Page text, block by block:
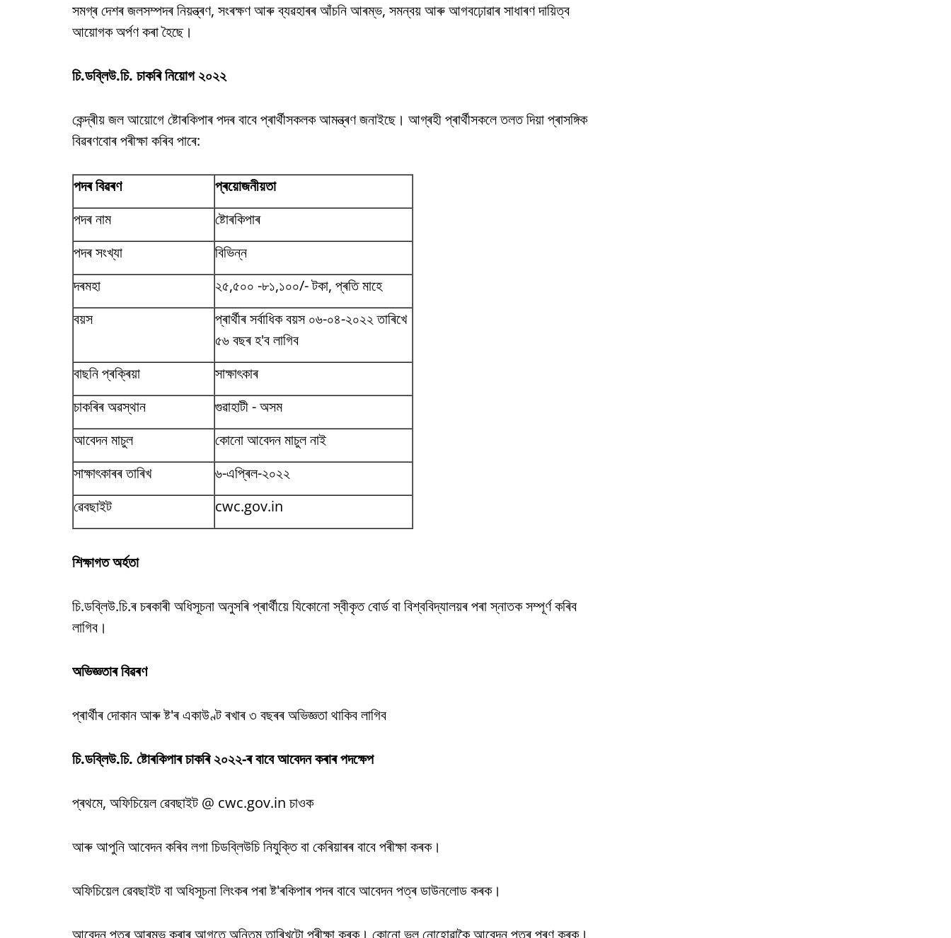
সমগ্ৰ দেশৰ জলসম্পদৰ নিয়ন্ত্ৰণ, সংৰক্ষণ আৰু ব্যৱহাৰৰ আঁচনি আৰম্ভ, সমন্বয় আৰু আগবঢ়োৱাৰ সাধাৰণ দায়িত্ব
আয়োগক অৰ্পণ কৰা হৈছে।
চি.ডব্লিউ.চি. চাকৰি নিয়োগ ২০২২
কেন্দ্ৰীয় জল আয়োগে ষ্টোৰকিপাৰ পদৰ বাবে প্ৰাৰ্থীসকলক আমন্ত্ৰণ জনাইছে। আগ্ৰহী প্ৰাৰ্থীসকলে তলত দিয়া প্ৰাসঙ্গিক
বিৱৰণবোৰ পৰীক্ষা কৰিব পাৰে:
পদৰ বিৱৰণ
প্ৰয়োজনীয়তা
পদৰ নাম
ষ্টোৰকিপাৰ
পদৰ সংখ্যা
বিভিন্ন
দৰমহা
২৫,৫০০ -৮১,১০০/- টকা, প্ৰতি মাহে
বয়স
প্ৰাৰ্থীৰ সৰ্বাধিক বয়স ০৬-০৪-২০২২ তাৰিখে
৫৬ বছৰ হ'ব লাগিব
বাছনি প্ৰক্ৰিয়া
সাক্ষাৎকাৰ
চাকৰিৰ অৱস্থান
গুৱাহাটী - অসম
আবেদন মাচুল
কোনো আবেদন মাচুল নাই
সাক্ষাৎকাৰৰ তাৰিখ
৬-এপ্ৰিল-২০২২
ৱেবছাইট
cwc.gov.in
শিক্ষাগত অৰ্হতা
চি.ডব্লিউ.চি.ৰ চৰকাৰী অধিসূচনা অনুসৰি প্ৰাৰ্থীয়ে যিকোনো স্বীকৃত বোৰ্ড বা বিশ্ববিদ্যালয়ৰ পৰা স্নাতক সম্পূৰ্ণ কৰিব
লাগিব।
অভিজ্ঞতাৰ বিৱৰণ
প্ৰাৰ্থীৰ দোকান আৰু ষ্ট'ৰ একাউণ্ট ৰখাৰ ৩ বছৰৰ অভিজ্ঞতা থাকিব লাগিব
চি.ডব্লিউ.চি. ষ্টোৰকিপাৰ চাকৰি ২০২২-ৰ বাবে আবেদন কৰাৰ পদক্ষেপ
প্ৰথমে, অফিচিয়েল ৱেবছাইট @ cwc.gov.in চাওক
আৰু আপুনি আবেদন কৰিব লগা চিডব্লিউচি নিযুক্তি বা কেৰিয়াৰৰ বাবে পৰীক্ষা কৰক।
অফিচিয়েল ৱেবছাইট বা অধিসূচনা লিংকৰ পৰা ষ্ট'ৰকিপাৰ পদৰ বাবে আবেদন পত্ৰ ডাউনলোড কৰক।
আবেদন পত্ৰ আৰম্ভ কৰাৰ আগতে অন্তিম তাৰিখটো পৰীক্ষা কৰক। কোনো ভুল নোহোৱাকৈ আবেদন পত্ৰ পূৰণ কৰক।